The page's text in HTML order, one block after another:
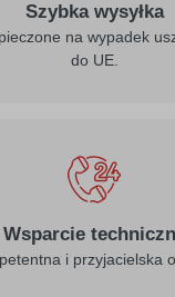
Szybka wysyłka
na wypadek
do UE.
Wsparcie
i przyjacielska